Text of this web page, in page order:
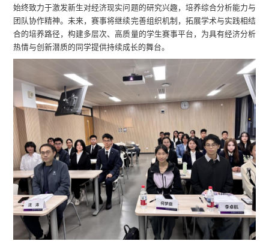
始终致力于激发新生对经济现实问题的研究兴趣，培养综合分析能力与
团队协作精神。未来，赛事将继续完善组织机制，拓展学术与实践相结
合的培养路径，构建多层次、高质量的学生赛事平台，为具有经济分析
热情与创新潜质的同学提供持续成长的舞台。